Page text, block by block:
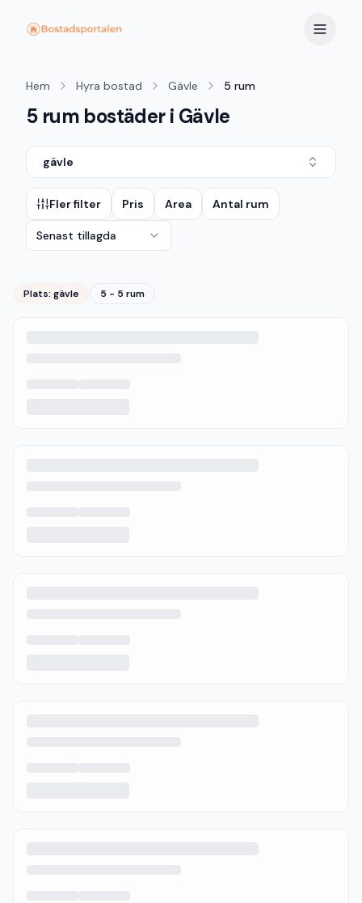
Hem Hyra bostad Gävle 5 rum
5 rum bostäder i Gävle
gävle
Fler filter Pris Area Antal rum
Senast tillagda
Plats: gävle 5 - 5 rum